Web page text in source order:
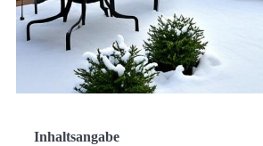
Inhaltsangabe